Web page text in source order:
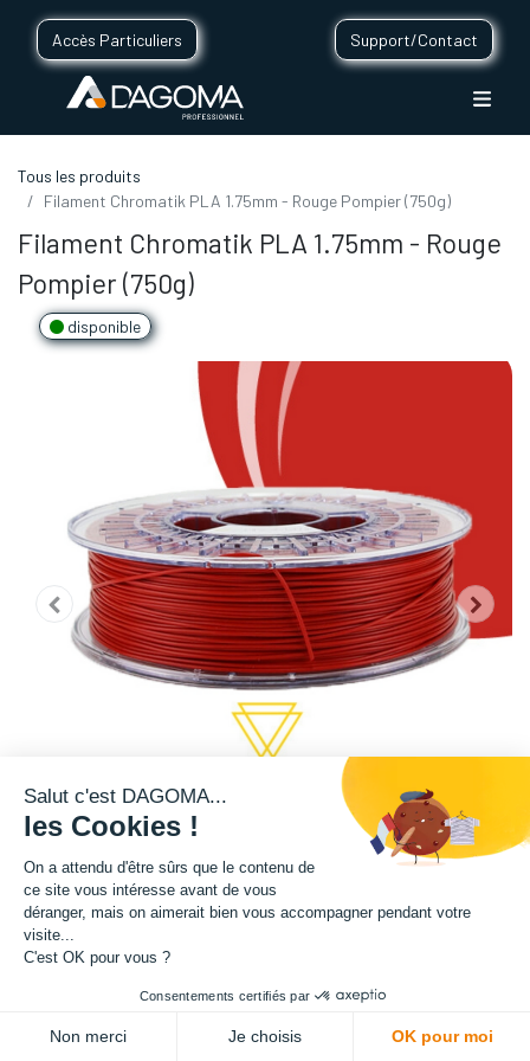
Accès Particuliers Support/Contact
Tous les produits
Filament Chromatik PLA 1.75mm - Rouge Pompier (750g)
Filament Chromatik PLA 1.75mm - Rouge
Pompier (750g)
disponible
Cette bobine de teinte rouge est disponible en format 750g et 2,3kg.
Diamètre : 1.75 mm
Salut c'est DAGOMA...
les Cookies !
On a attendu d'être sûrs que le contenu de
ce site vous intéresse avant de vous
déranger, mais on aimerait bien vous accompagner pendant votre
visite...
C'est OK pour vous ?
Consentements certifiés par
Non merci Je choisis OK pour moi